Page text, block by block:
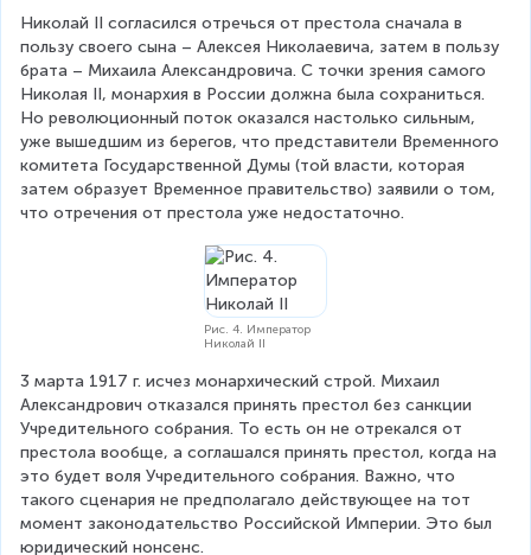
Николай II согласился отречься от престола сначала в
пользу своего сына – Алексея Николаевича, затем в пользу
брата – Михаила Александровича. С точки зрения самого
Николая II, монархия в России должна была сохраниться.
Но революционный поток оказался настолько сильным,
уже вышедшим из берегов, что представители Временного
комитета Государственной Думы (той власти, которая
затем образует Временное правительство) заявили о том,
что отречения от престола уже недостаточно.
Рис. 4. Император
Николай II
3 марта 1917 г. исчез монархический строй. Михаил
Александрович отказался принять престол без санкции
Учредительного собрания. То есть он не отрекался от
престола вообще, а соглашался принять престол, когда на
это будет воля Учредительного собрания. Важно, что
такого сценария не предполагало действующее на тот
момент законодательство Российской Империи. Это был
юридический нонсенс.